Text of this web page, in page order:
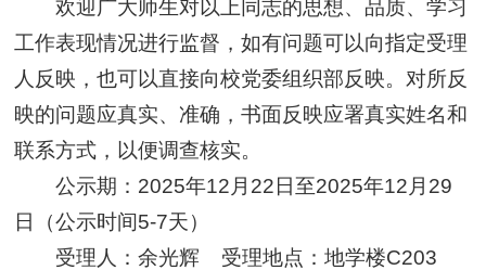
欢迎广大师生对以上同志的思想、品质、学习
工作表现情况进行监督，如有问题可以向指定受理
人反映，也可以直接向校党委组织部反映。对所反
映的问题应真实、准确，书面反映应署真实姓名和
联系方式，以便调查核实。
公示期：2025年12月22日至2025年12月29
日（公示时间5-7天）
受理人：余光辉 受理地点：地学楼C203